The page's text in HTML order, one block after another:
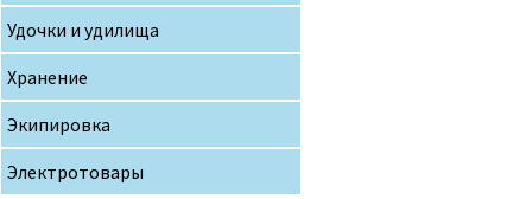
Удочки и удилища
Хранение
Экипировка
Электротовары